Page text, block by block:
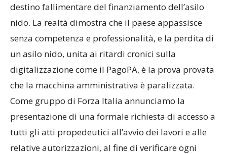
destino fallimentare del finanziamento dell’asilo
nido. La realtà dimostra che il paese appassisce
senza competenza e professionalità, e la perdita di
un asilo nido, unita ai ritardi cronici sulla
digitalizzazione come il PagoPA, è la prova provata
che la macchina amministrativa è paralizzata.
Come gruppo di Forza Italia annunciamo la
presentazione di una formale richiesta di accesso a
tutti gli atti propedeutici all’avvio dei lavori e alle
relative autorizzazioni, al fine di verificare ogni